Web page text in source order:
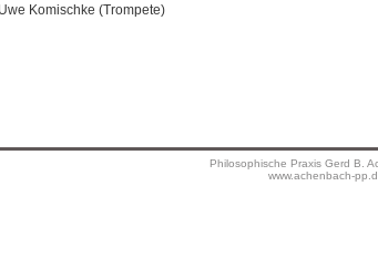
Komischke (Trompete)
Philosophische Praxis Gerd B.
www.achenbach-